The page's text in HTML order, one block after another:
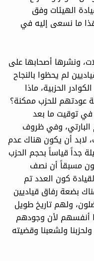
الهيئات وفق
ما نسعى إليه في
ونشرها أصحابها على
لم يحظوا بالنجاح
الحزبية، ماذا
عودتهم للحزب ممكنة؟
توقيت ما بعد
البارتي، وفي ظروف
لابد أن يكون هناك عدم
جداً قياساً بحجم الحزب
مسبقاً أن نصف
كون العدد تم
بضعة رفاق قياديين
ولهم تاريخ طويل
أنفسهم لأن وجودهم
ولشعبنا وقضيته